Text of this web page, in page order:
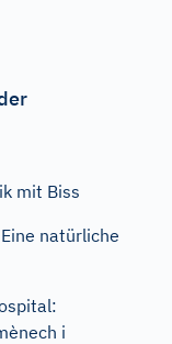
mit Biss
natürliche
i